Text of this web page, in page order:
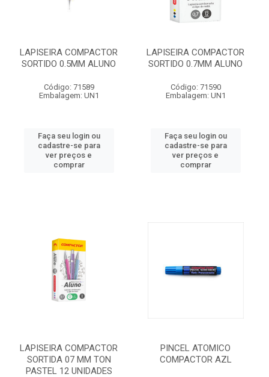
LAPISEIRA COMPACTOR
SORTIDO 0.5MM ALUNO
Código: 71589
Embalagem: UN1
Faça seu login ou
cadastre-se para
ver preços e
comprar
LAPISEIRA COMPACTOR
SORTIDO 0.7MM ALUNO
Código: 71590
Embalagem: UN1
Faça seu login ou
cadastre-se para
ver preços e
comprar
LAPISEIRA COMPACTOR
SORTIDA 07 MM TON
PASTEL 12 UNIDADES
PINCEL ATOMICO
COMPACTOR AZL